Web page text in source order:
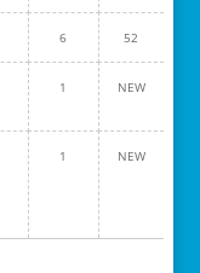
6 52
1 NEW
1 NEW